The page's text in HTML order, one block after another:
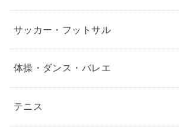
サッカー・フットサル
体操・ダンス・バレエ
テニス